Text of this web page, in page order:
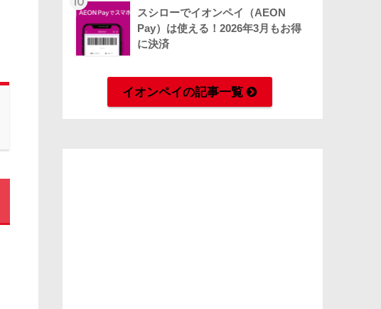
スシローでイオンペイ（AEON
Pay）は使える！2026年3月もお得
に決済
イオンペイの記事一覧